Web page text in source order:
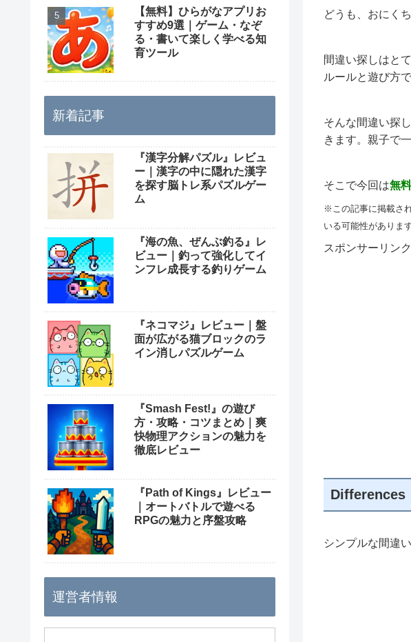
どうも、おにく
間違い探しはと
ルールと遊び方
そんな間違い探
きます。親子で
そこで今回は無
※この記事に掲載さ
いる可能性がありま
スポンサーリンク
Differences
シンプルな間違
【無料】ひらがなアプリお
すすめ9選｜ゲーム・なぞ
る・書いて楽しく学べる知
育ツール
新着記事
『漢字分解パズル』レビュ
ー｜漢字の中に隠れた漢字
を探す脳トレ系パズルゲー
ム
『海の魚、ぜんぶ釣る』レ
ビュー｜釣って強化してイ
ンフレ成長する釣りゲーム
『ネコマジ』レビュー｜盤
面が広がる猫ブロックのラ
イン消しパズルゲーム
『Smash Fest!』の遊び
方・攻略・コツまとめ｜爽
快物理アクションの魅力を
徹底レビュー
『Path of Kings』レビュー
｜オートバトルで遊べる
RPGの魅力と序盤攻略
運営者情報